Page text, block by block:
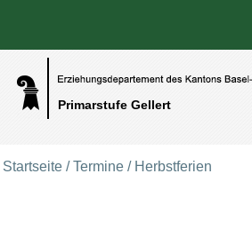
Primarstufe Gellert
Benutzerspezifische Werkzeuge
Direkt zum Inhalt|Direkt zur Navigation
Startseite /Termine / Herbstferien